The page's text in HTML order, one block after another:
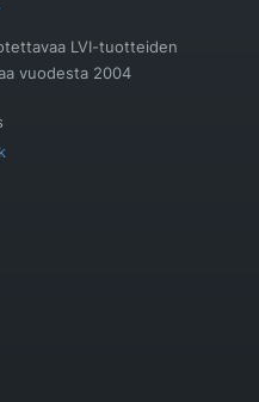
LVI-tuotteiden
vuodesta 2004